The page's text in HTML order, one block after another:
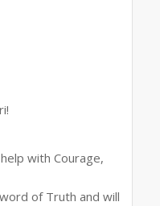
with Courage,
of Truth and will